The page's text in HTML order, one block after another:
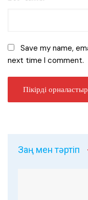
Save my name,
next time I comment.
Заң мен тәртіп